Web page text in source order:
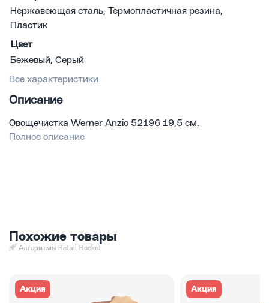
Нержавеющая сталь, Термопластичная резина,
Пластик
Цвет
Бежевый, Серый
Все характеристики
Описание
Овощечистка Werner Anzio 52196 19,5 см.
Полное описание
Похожие товары
Алгоритмы Retail Rocket
Акция Акция